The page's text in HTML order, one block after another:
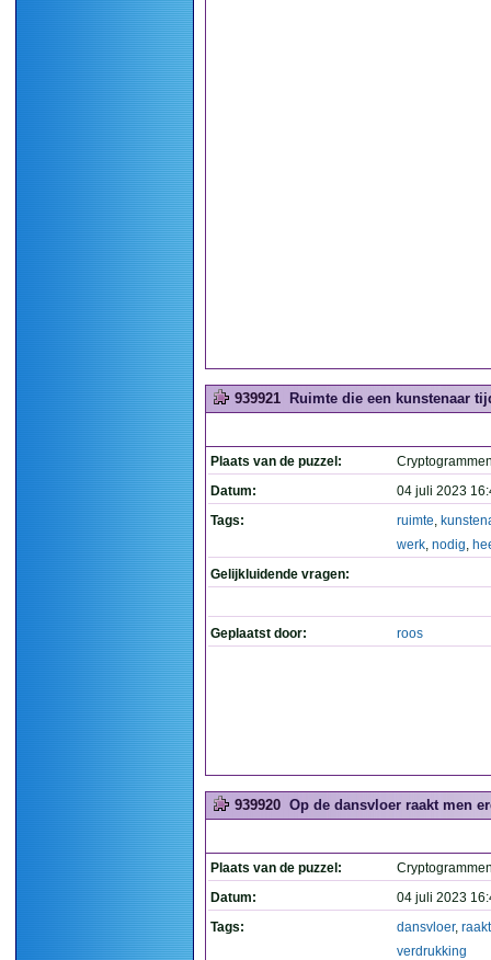
939921 Ruimte die een kunstenaar
Plaats van de puzzel:
Datum:
04 juli 2023
Tags:
ruimte,
werk, nodig,
Gelijkluidende vragen:
Geplaatst door: roos
939920 Op de dansvloer raakt men
Plaats van de puzzel:
Datum:
04 juli 2023
Tags:
dansvloer, raakt
verdrukking